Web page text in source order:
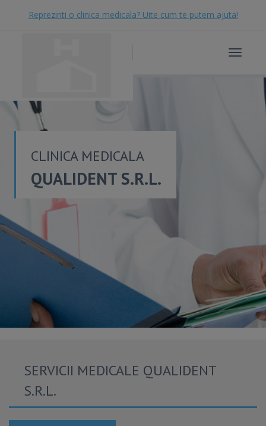
Reprezinti o clinica medicala? Uite cum te putem ajuta!
Toggle
CLINICA MEDICALA
QUALIDENT S.R.L.
SERVICII MEDICALE QUALIDENT
S.R.L.